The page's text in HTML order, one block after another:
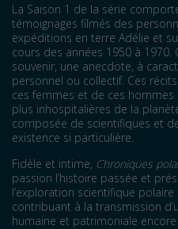
La Saison 1 de la série
témoignages filmés des
expéditions en terre Adélie et
cours des années 1950 à
souvenir, une anecdote, à
personnel ou collectif. Ces
ces femmes et de ces
plus inhospitalières de la
composée de scientifiques et
existence si particulière.
Fidèle et intime, Chroniques
passion l’histoire passée et
l’exploration scientifique
contribuant à la transmission
humaine et patrimoniale